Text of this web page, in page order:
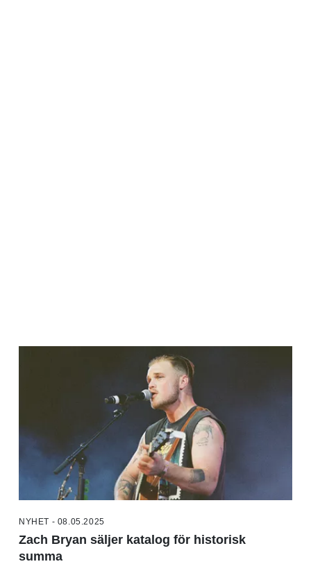
NYHET - 08.05.2025
Zach Bryan säljer katalog för historisk
summa